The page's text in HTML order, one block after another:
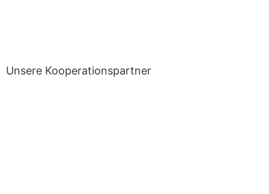
Unsere Kooperationspartner